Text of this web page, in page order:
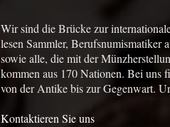
Wir sind die Brücke zur
lesen Sammler, Berufsnumismatiker
sowie alle, die mit der
kommen aus 170 Nationen. Bei uns
von der Antike bis zur Gegenwart.
Kontaktieren Sie uns